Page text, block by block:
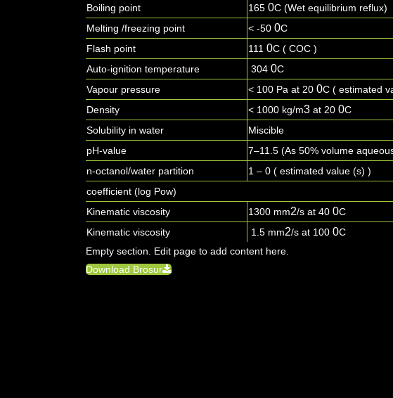
Boiling point
165 0C (Wet equilibrium reflux)
Melting /freezing point
< -50 0C
Flash point
111 0C ( COC )
Auto-ignition temperature
304 0C
Vapour pressure
< 100 Pa at 20 0C ( estimated
Density
< 1000 kg/m3 at 20 0C
Solubility in water
Miscible
pH-value
7–11.5 (As 50% volume
n-octanol/water partition
1 – 0 ( estimated value (s) )
coefficient (log Pow)
Kinematic viscosity
1300 mm2/s at 40 0C
Kinematic viscosity
1.5 mm2/s at 100 0C
Empty section. Edit page to add content here.
Download Brosur